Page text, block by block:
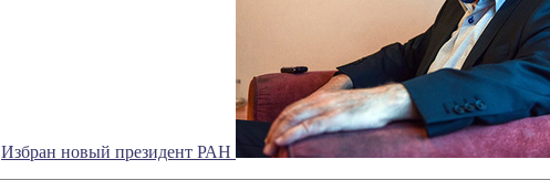
Избран новый президент РАН